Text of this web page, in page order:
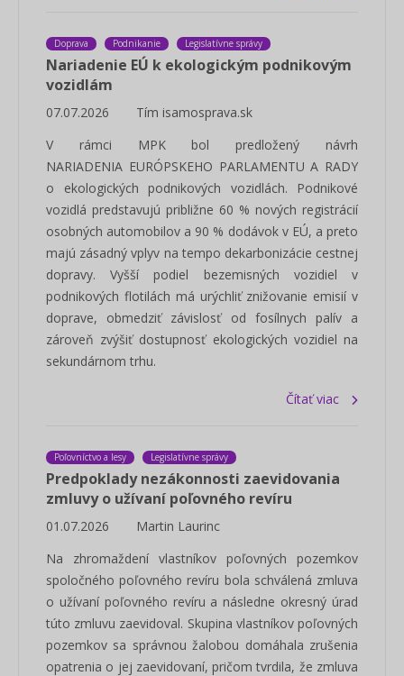
Doprava Podnikanie Legislatívne správy
Nariadenie EÚ k ekologickým podnikovým
vozidlám
07.07.2026
Tím isamosprava.sk
V rámci MPK bol predložený návrh
NARIADENIA EURÓPSKEHO PARLAMENTU A RADY
o ekologických podnikových vozidlách. Podnikové
vozidlá predstavujú približne 60 % nových registrácií
osobných automobilov a 90 % dodávok v EÚ, a preto
majú zásadný vplyv na tempo dekarbonizácie cestnej
dopravy. Vyšší podiel bezemisných vozidiel v
podnikových flotilách má urýchliť znižovanie emisií v
doprave, obmedziť závislosť od fosílnych palív a
zároveň zvýšiť dostupnosť ekologických vozidiel na
sekundárnom trhu.
Čítať viac
Poľovníctvo a lesy Legislatívne správy
Predpoklady nezákonnosti zaevidovania
zmluvy o užívaní poľovného revíru
01.07.2026
Martin Laurinc
Na zhromaždení vlastníkov poľovných pozemkov
spoločného poľovného revíru bola schválená zmluva
o užívaní poľovného revíru a následne okresný úrad
túto zmluvu zaevidoval. Skupina vlastníkov poľovných
pozemkov sa správnou žalobou domáhala zrušenia
opatrenia o jej zaevidovaní, pričom tvrdila, že zmluva